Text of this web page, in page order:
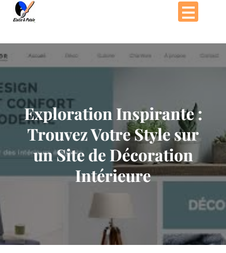
Passer
Exploration Inspirante :
Trouvez Votre Style sur
un Site de Décoration
Intérieure